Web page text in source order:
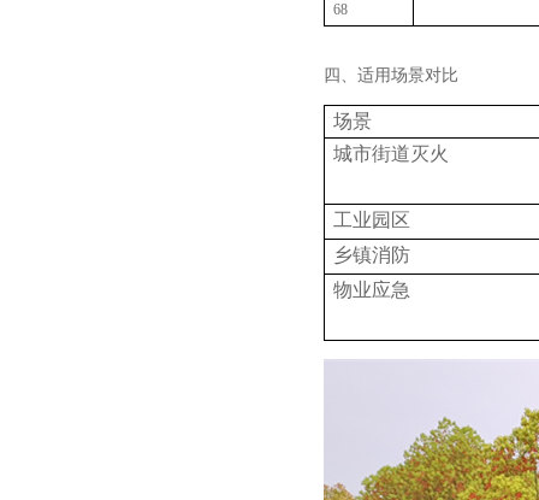
68
四、适用场景对比
场景
城市街道灭火
工业园区
乡镇消防
物业应急